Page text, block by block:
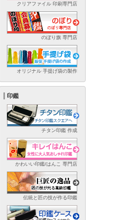
クリアファイル 印刷専門店
のぼり旗 専門店
オリジナル 手提げ袋の製作
印鑑
チタン印鑑 作成
かわいい印鑑/はんこ 専門店
伝統と匠の技が作る印鑑